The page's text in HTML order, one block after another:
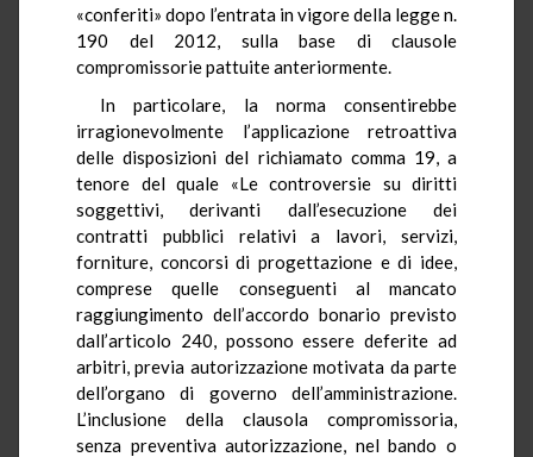
«conferiti» dopo l’entrata in vigore della legge n.
190 del 2012, sulla base di clausole
compromissorie pattuite anteriormente.
In particolare, la norma consentirebbe
irragionevolmente l’applicazione retroattiva
delle disposizioni del richiamato comma 19, a
tenore del quale «Le controversie su diritti
soggettivi, derivanti dall’esecuzione dei
contratti pubblici relativi a lavori, servizi,
forniture, concorsi di progettazione e di idee,
comprese quelle conseguenti al mancato
raggiungimento dell’accordo bonario previsto
dall’articolo 240, possono essere deferite ad
arbitri, previa autorizzazione motivata da parte
dell’organo di governo dell’amministrazione.
L’inclusione della clausola compromissoria,
senza preventiva autorizzazione, nel bando o